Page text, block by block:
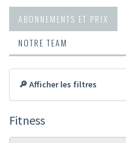
ABONNEMENTS ET PRIX
NOTRE TEAM
🔎 Afficher les filtres
Fitness